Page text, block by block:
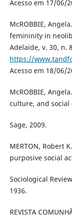
Acesso em 17/06/
McROBBIE,
femininity in
Adelaide, v. 30, n.
https://
Acesso em 18/06/
McROBBIE,
culture, and social
Sage, 2009.
MERTON, Robert
purposive social
Sociological
1936.
REVISTA